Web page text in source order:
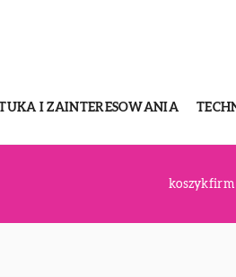
I ZAINTERESOWANIA
koszykfirm